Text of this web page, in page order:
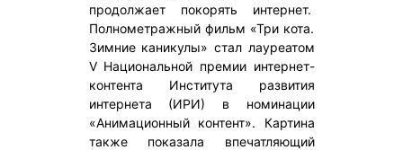
продолжает покорять интернет.
Полнометражный фильм «Три кота.
Зимние каникулы» стал лауреатом
V Национальной премии интернет-
контента Института развития
интернета (ИРИ) в номинации
«Анимационный контент». Картина
также показала впечатляющий